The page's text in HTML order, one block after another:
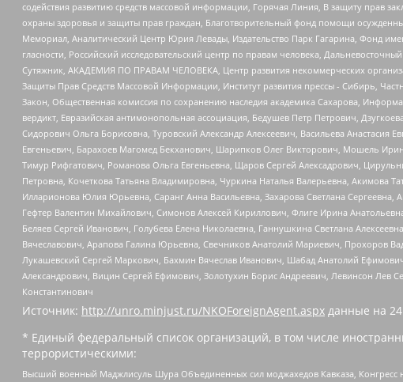
содействия развитию средств массовой информации, Горячая Линия, В защиту прав
охраны здоровья и защиты прав граждан, Благотворительный фонд помощи
Мемориал, Аналитический Центр Юрия Левады, Издательство Парк Гагарина, Фонд
гласности, Российский исследовательский центр по правам человека,
Сутяжник, АКАДЕМИЯ ПО ПРАВАМ ЧЕЛОВЕКА, Центр развития некоммерческих
Защиты Прав Средств Массовой Информации, Институт развития прессы - Сибирь,
Закон, Общественная комиссия по сохранению наследия академика Сахарова,
вердикт, Евразийская антимонопольная ассоциация, Бедушев Петр Петрович,
Сидорович Ольга Борисовна, Туровский Александр Алексеевич, Васильева
Евгеньевич, Барахоев Магомед Бекханович, Шарипков Олег Викторович, Мошель
Тимур Рифгатович, Романова Ольга Евгеньевна, Щаров Сергей Алексадрович,
Петровна, Кочеткова Татьяна Владимировна, Чуркина Наталья Валерьевна, Акимова
Илларионова Юлия Юрьевна, Саранг Анна Васильевна, Захарова Светлана
Гефтер Валентин Михайлович, Симонов Алексей Кириллович, Флиге Ирина
Беляев Сергей Иванович, Голубева Елена Николаевна, Ганнушкина Светлана
Вячеславович, Арапова Галина Юрьевна, Свечников Анатолий Мариевич, Прохоров
Лукашевский Сергей Маркович, Бахмин Вячеслав Иванович, Шабад Анатолий
Александрович, Вицин Сергей Ефимович, Золотухин Борис Андреевич, Левинсон
Константинович
Источник: http://unro.minjust.ru/NKOForeignAgent.aspx данные на
* Единый федеральный список организаций, в том числе
террористическими:
Высший военный Маджлисуль Шура Объединенных сил моджахедов Кавказа, Конгресс